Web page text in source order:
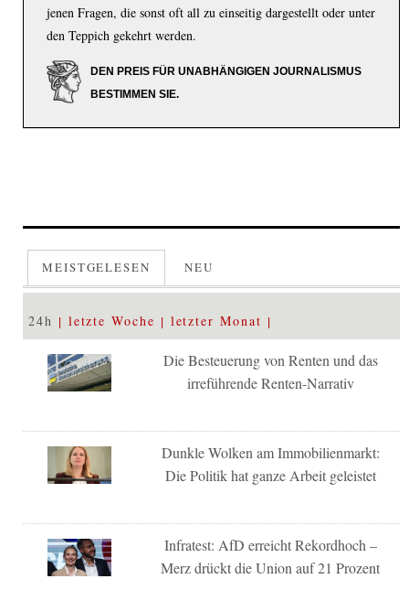
jenen Fragen, die sonst oft all zu einseitig dargestellt oder unter
den Teppich gekehrt werden.
DEN PREIS FÜR UNABHÄNGIGEN JOURNALISMUS
BESTIMMEN SIE.
MEISTGELESEN NEU
24h letzte Woche letzter Monat
Die Besteuerung von Renten und das
irreführende Renten-Narrativ
Dunkle Wolken am Immobilienmarkt:
Die Politik hat ganze Arbeit geleistet
Infratest: AfD erreicht Rekordhoch –
Merz drückt die Union auf 21 Prozent